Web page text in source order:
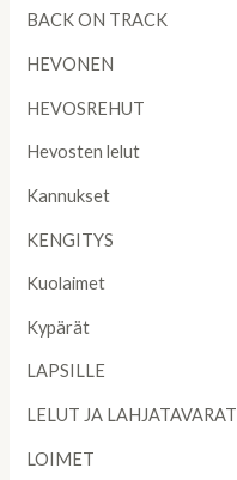
BACK ON TRACK
HEVONEN
HEVOSREHUT
Hevosten lelut
Kannukset
KENGITYS
Kuolaimet
Kypärät
LAPSILLE
LELUT JA LAHJATAVARAT
LOIMET